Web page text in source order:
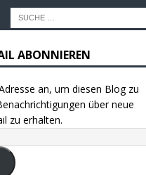
ABONNIEREN
an, um diesen Blog zu
über neue
zu erhalten.